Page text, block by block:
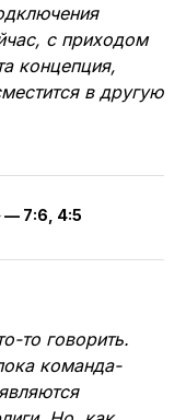
с приходом
концепция,
в другую
— 7:6, 4:5
то говорить.
команда-